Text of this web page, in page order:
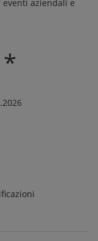
aziendali e
*